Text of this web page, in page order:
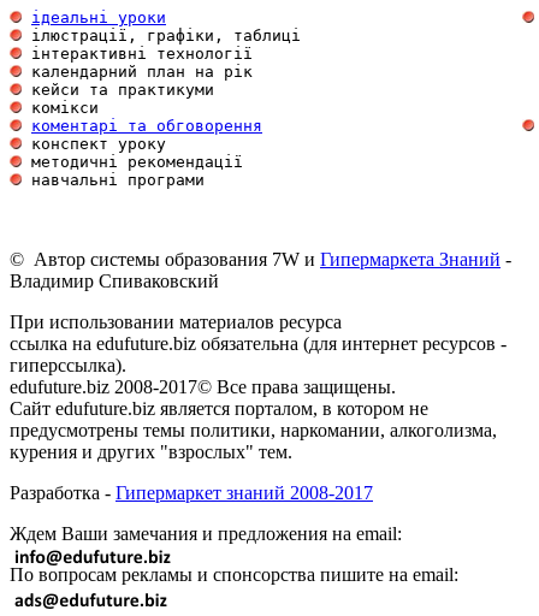
ідеальні уроки
ілюстрації, графіки,
інтерактивні
календарний план на
кейси та
коментарі та обговорення
конспект
методичні
навчальні
© Автор системы образования 7W и Гипермаркета Знаний -
Владимир Спиваковский
При использовании материалов ресурса
ссылка на edufuture.biz обязательна (для интернет ресурсов -
гиперссылка).
edufuture.biz 2008-2017© Все права защищены.
Сайт edufuture.biz является порталом, в котором не
предусмотрены темы политики, наркомании, алкоголизма,
курения и других "взрослых" тем.
Разработка - Гипермаркет знаний 2008-2017
Ждем Ваши замечания и предложения на email:
По вопросам рекламы и спонсорства пишите на email: